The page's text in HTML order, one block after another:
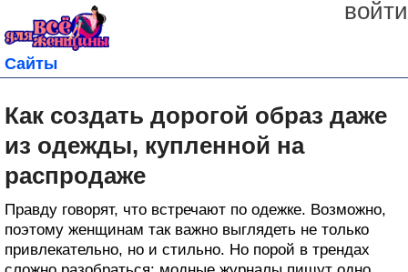
войти
Сайты
Как создать дорогой образ даже
из одежды, купленной на
распродаже
Правду говорят, что встречают по одежке. Возможно,
поэтому женщинам так важно выглядеть не только
привлекательно, но и стильно. Но порой в трендах